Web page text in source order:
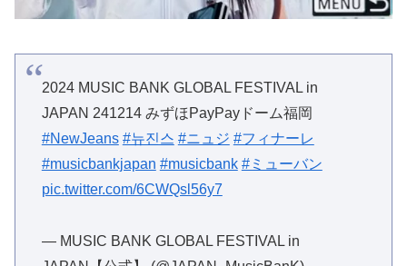
2024 MUSIC BANK GLOBAL FESTIVAL in
JAPAN 241214 みずほPayPayドーム福岡
#NewJeans
#뉴진스 #ニュジ #フィナーレ
#musicbankjapan
#musicbank
#ミューバン
pic.twitter.com/6CWQsl56y7
— MUSIC BANK GLOBAL FESTIVAL in
JAPAN【公式】 (@JAPAN_MusicBanK)